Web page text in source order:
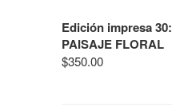
Edición impresa 30:
PAISAJE FLORAL
$350.00